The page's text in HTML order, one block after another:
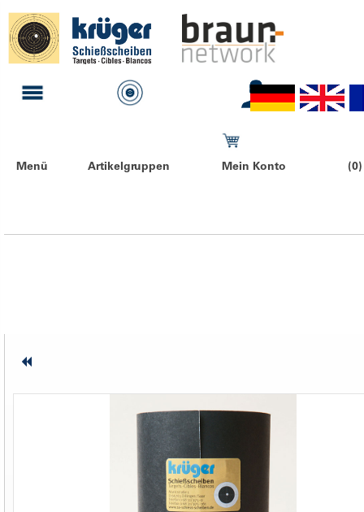
Menü Artikelgruppen Mein Konto